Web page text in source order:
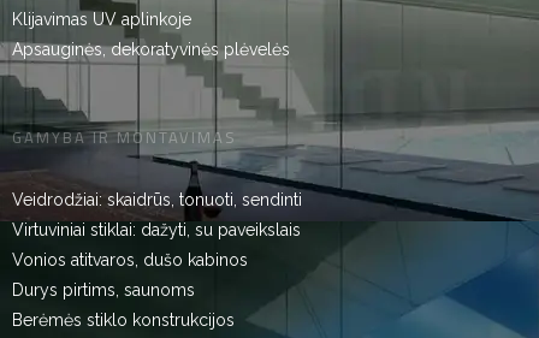
Klijavimas UV aplinkoje
Apsauginės, dekoratyvinės plėvelės
GAMYBA IR MONTAVIMAS
Veidrodžiai: skaidrūs, tonuoti, sendinti
Virtuviniai stiklai: dažyti, su paveikslais
Vonios atitvaros, dušo kabinos
Durys pirtims, saunoms
Berėmės stiklo konstrukcijos